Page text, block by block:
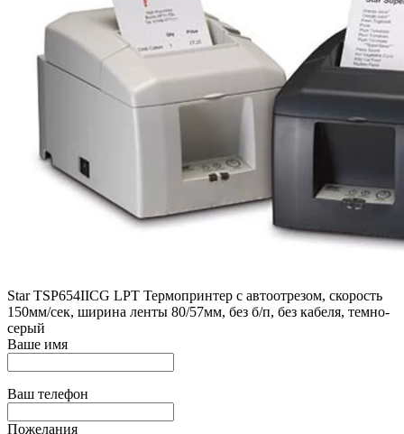
Star ТSP654IICG LPT Термопринтер с автоотрезом, скорость
150мм/сек, ширина ленты 80/57мм, без б/п, без кабеля, темно-
серый
Ваше имя
Ваш телефон
Пожелания